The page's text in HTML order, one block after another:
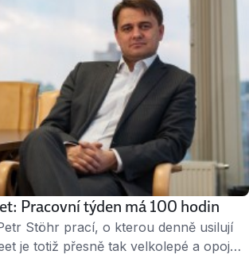
čtyři roky …
Pracovní týden má 100 hodin
Stöhr prací, o kterou denně usilují
je totiž přesně tak velkolepé a opojné